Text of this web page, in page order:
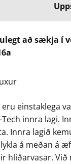
að sækja í
eru einstaklega
innra lagi.
Innra lagið
á meðan á
hliðarvasar.